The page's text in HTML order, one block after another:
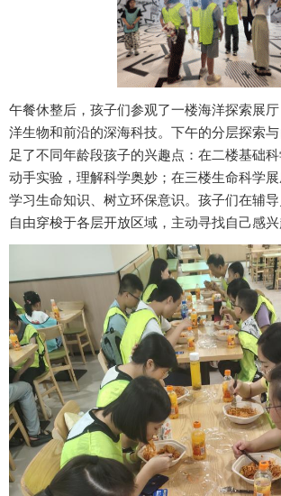
午餐休整后，孩子们参观了一楼海洋探索展
洋生物和前沿的深海科技。下午的分层探索
足了不同年龄段孩子的兴趣点：在二楼基础
动手实验，理解科学奥妙；在三楼生命科学
学习生命知识、树立环保意识。孩子们在辅导
自由穿梭于各层开放区域，主动寻找自己感兴